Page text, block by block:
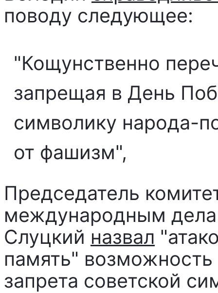
поводу следующее:
"Кощунственно
запрещая в День
символику народа-
от фашизм",
Председатель
международным
Слуцкий назвал
память"
запрета советской